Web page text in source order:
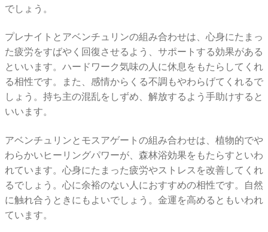
でしょう。
プレナイトとアベンチュリンの組み合わせは、心身にたまっ
た疲労をすばやく回復させるよう、サポートする効果がある
といいます。ハードワーク気味の人に休息をもたらしてくれ
る相性です。また、感情からくる不調もやわらげてくれるで
しょう。持ち主の混乱をしずめ、解放するよう手助けすると
いいます。
アベンチュリンとモスアゲートの組み合わせは、植物的でや
わらかいヒーリングパワーが、森林浴効果をもたらすといわ
れています。心身にたまった疲労やストレスを改善してくれ
るでしょう。心に余裕のない人におすすめの相性です。自然
に触れ合うときにもよいでしょう。金運を高めるともいわれ
ています。